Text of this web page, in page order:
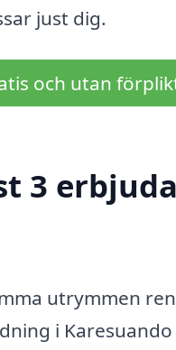
just dig.
och utan
3
utrymmen
i